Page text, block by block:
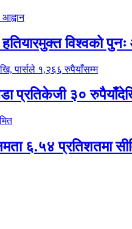
विश्वको पुनः
प्रतिकेजी ३०
६.५४ प्रतिशतमा